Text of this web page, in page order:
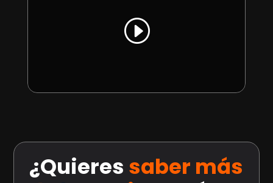
¿Quieres saber más